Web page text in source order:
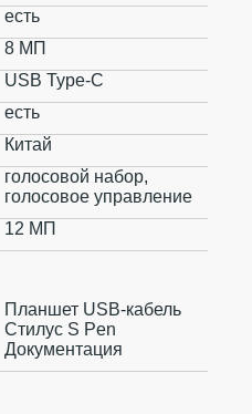
есть
8 МП
USB Type-C
есть
Китай
голосовой набор,
голосовое управление
12 МП
Планшет USB-кабель
Стилус S Pen
Документация